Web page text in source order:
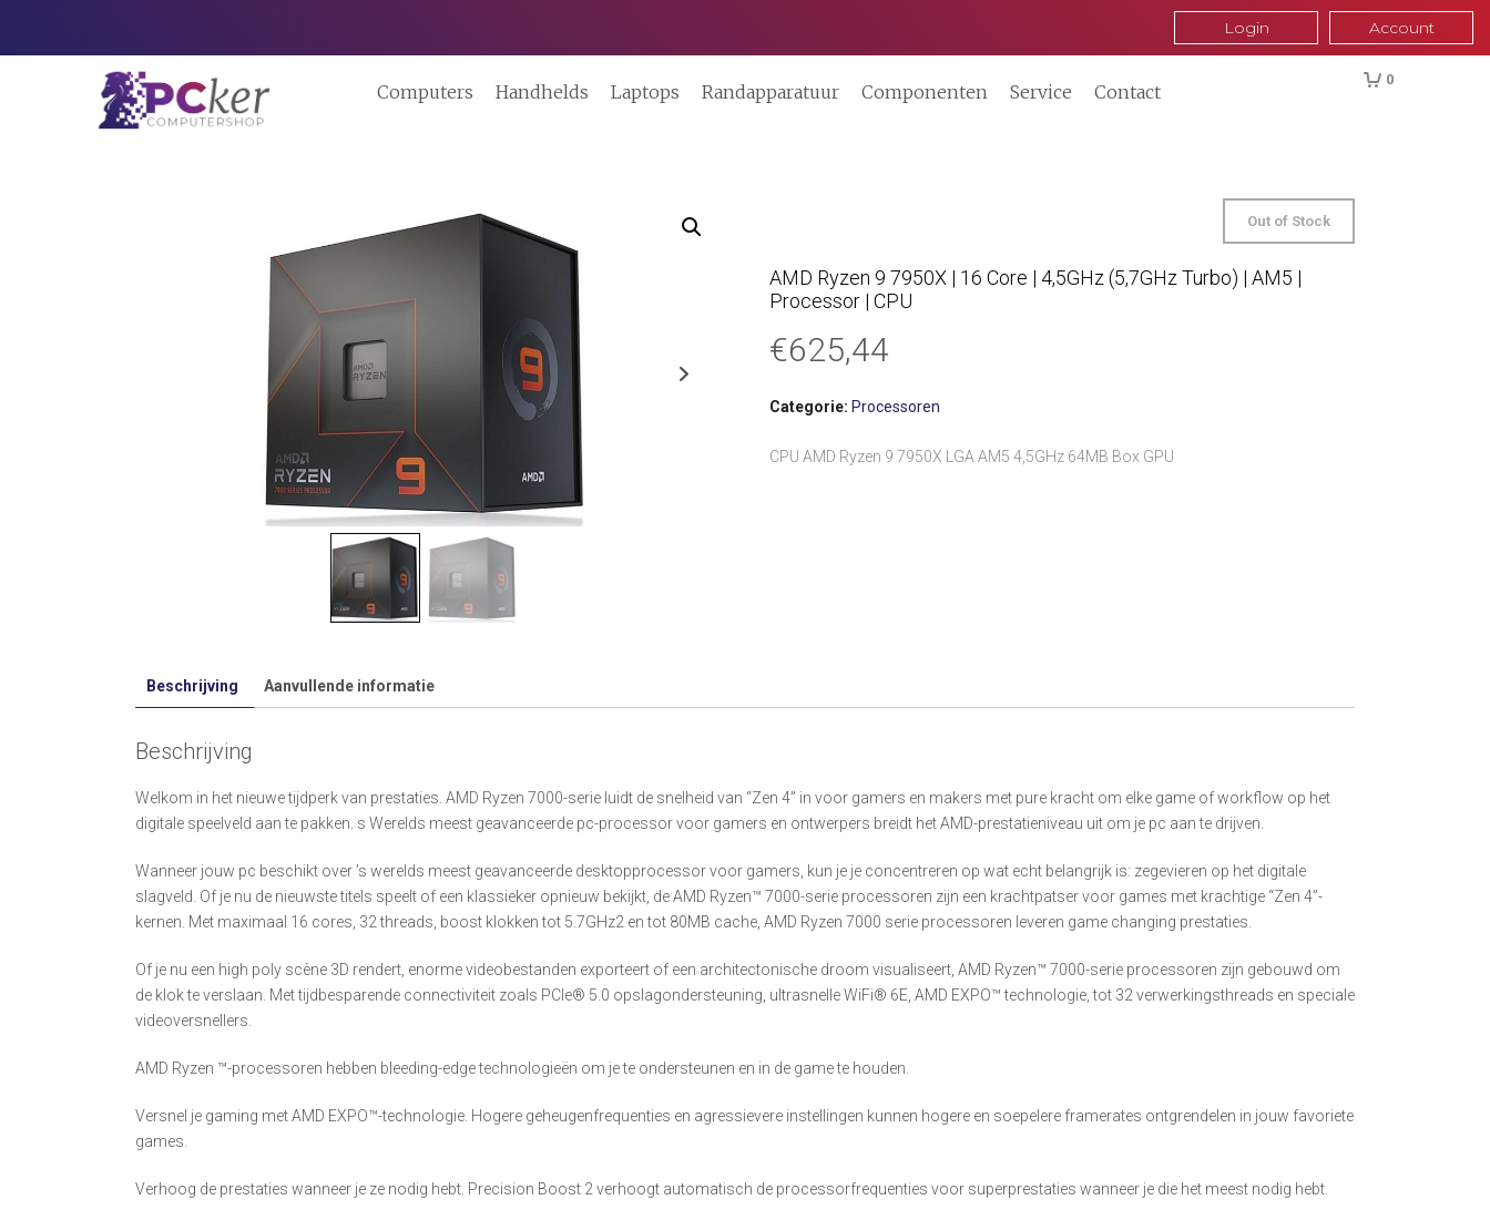
Login Account
Computers Handhelds Laptops Randapparatuur Componenten Service Contact
0
Out of Stock
AMD Ryzen 9 7950X | 16 Core | 4,5GHz (5,7GHz Turbo) | AM5 |
Processor | CPU
€625,44
Categorie: Processoren
CPU AMD Ryzen 9 7950X LGA AM5 4,5GHz 64MB Box GPU
Beschrijving Aanvullende informatie
Beschrijving
Welkom in het nieuwe tijdperk van prestaties. AMD Ryzen 7000-serie luidt de snelheid van “Zen 4” in voor gamers en makers met pure kracht om elke game of workflow op het
digitale speelveld aan te pakken. s Werelds meest geavanceerde pc-processor voor gamers en ontwerpers breidt het AMD-prestatieniveau uit om je pc aan te drijven.
Wanneer jouw pc beschikt over ’s werelds meest geavanceerde desktopprocessor voor gamers, kun je je concentreren op wat echt belangrijk is: zegevieren op het digitale
slagveld. Of je nu de nieuwste titels speelt of een klassieker opnieuw bekijkt, de AMD Ryzen™ 7000-serie processoren zijn een krachtpatser voor games met krachtige “Zen 4”-
kernen. Met maximaal 16 cores, 32 threads, boost klokken tot 5.7GHz2 en tot 80MB cache, AMD Ryzen 7000 serie processoren leveren game changing prestaties.
Of je nu een high poly scène 3D rendert, enorme videobestanden exporteert of een architectonische droom visualiseert, AMD Ryzen™ 7000-serie processoren zijn gebouwd om
de klok te verslaan. Met tijdbesparende connectiviteit zoals PCIe® 5.0 opslagondersteuning, ultrasnelle WiFi® 6E, AMD EXPO™ technologie, tot 32 verwerkingsthreads en speciale
videoversnellers.
AMD Ryzen ™-processoren hebben bleeding-edge technologieën om je te ondersteunen en in de game te houden.
Versnel je gaming met AMD EXPO™-technologie. Hogere geheugenfrequenties en agressievere instellingen kunnen hogere en soepelere framerates ontgrendelen in jouw favoriete
games.
Verhoog de prestaties wanneer je ze nodig hebt. Precision Boost 2 verhoogt automatisch de processorfrequenties voor superprestaties wanneer je die het meest nodig hebt.